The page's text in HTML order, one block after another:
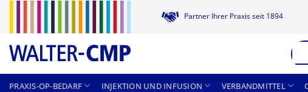
springen
Partner Ihrer Praxis seit 1894
PRAXIS-OP-BEDARF INJEKTION UND INFUSION VERBANDMITTEL